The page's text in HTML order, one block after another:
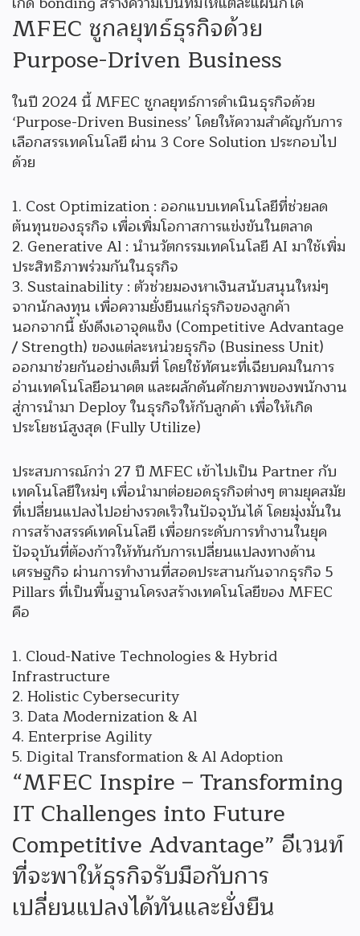
MFEC ชูกลยุทธ์ธุรกิจด้วย
Purpose-Driven Business
ในปี 2024 นี้ MFEC ชูกลยุทธ์การดำเนินธุรกิจด้วย
‘Purpose-Driven Business’ โดยให้ความสำคัญกับการ
เลือกสรรเทคโนโลยี ผ่าน 3 Core Solution ประกอบไป
ด้วย
Cost Optimization : ออกแบบเทคโนโลยีที่ช่วยลด
ต้นทุนของธุรกิจ เพื่อเพิ่มโอกาสการแข่งขันในตลาด
Generative Al : นํานวัตกรรมเทคโนโลยี AI มาใช้เพิ่ม
ประสิทธิภาพร่วมกันในธุรกิจ
Sustainability : ตัวช่วยมองหาเงินสนับสนุนใหม่ๆ
จากนักลงทุน เพื่อความยั่งยืนแก่ธุรกิจของลูกค้า
นอกจากนี้ ยังดึงเอาจุดแข็ง (Competitive Advantage
/ Strength) ของแต่ละหน่วยธุรกิจ (Business Unit)
ออกมาช่วยกันอย่างเต็มที่ โดยใช้ทัศนะที่เฉียบคมในการ
อ่านเทคโนโลยีอนาคต และผลักดันศักยภาพของพนักงาน
สู่การนํามา Deploy ในธุรกิจให้กับลูกค้า เพื่อให้เกิด
ประโยชน์สูงสุด (Fully Utilize)
ประสบการณ์กว่า 27 ปี MFEC เข้าไปเป็น Partner กับ
เทคโนโลยีใหม่ๆ เพื่อนํามาต่อยอดธุรกิจต่างๆ ตามยุคสมัย
ที่เปลี่ยนแปลงไปอย่างรวดเร็วในปัจจุบันได้ โดยมุ่งมั่นใน
การสร้างสรรค์เทคโนโลยี เพื่อยกระดับการทำงานในยุค
ปัจจุบันที่ต้องก้าวให้ทันกับการเปลี่ยนแปลงทางด้าน
เศรษฐกิจ ผ่านการทำงานที่สอดประสานกันจากธุรกิจ 5
Pillars ที่เป็นพื้นฐานโครงสร้างเทคโนโลยีของ MFEC
คือ
Cloud-Native Technologies & Hybrid
Infrastructure
Holistic Cybersecurity
Data Modernization & Al
Enterprise Agility
Digital Transformation & Al Adoption
“MFEC Inspire – Transforming
IT Challenges into Future
Competitive Advantage” อีเวนท์
ที่จะพาให้ธุรกิจรับมือกับการ
เปลี่ยนแปลงได้ทันและยั่งยืน